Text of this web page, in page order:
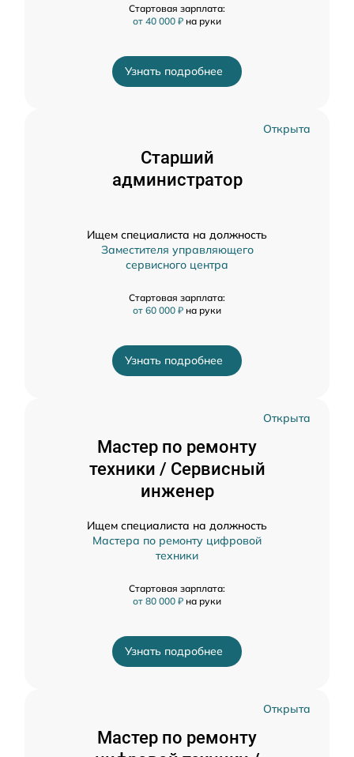
Стартовая зарплата:
от 40 000 ₽ на руки
Узнать подробнее
Открыта
Старший
администратор
Ищем специалиста на должность
Заместителя управляющего
сервисного центра
Стартовая зарплата:
от 60 000 ₽ на руки
Узнать подробнее
Открыта
Мастер по ремонту
техники / Сервисный
инженер
Ищем специалиста на должность
Мастера по ремонту цифровой
техники
Стартовая зарплата:
от 80 000 ₽ на руки
Узнать подробнее
Открыта
Мастер по ремонту